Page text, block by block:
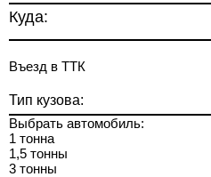
Куда:
Въезд в ТТК
Тип кузова:
Выбрать автомобиль:
1 тонна
1,5 тонны
3 тонны